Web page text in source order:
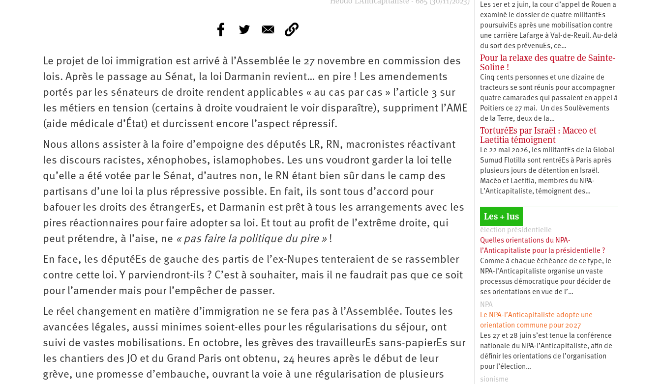
Le projet de loi immigration est arrivé à l’Assemblée le 27 novembre en commission des
lois. Après le passage au Sénat, la loi Darmanin revient… en pire ! Les amendements
portés par les sénateurs de droite rendent applicables « au cas par cas » l’article 3 sur
les métiers en tension (certains à droite voudraient le voir disparaître), suppriment l’AME
(aide médicale d’État) et durcissent encore l’aspect répressif.
Nous allons assister à la foire d’empoigne des députés LR, RN, macronistes réactivant
les discours racistes, xénophobes, islamophobes. Les uns voudront garder la loi telle
qu’elle a été votée par le Sénat, d’autres non, le RN étant bien sûr dans le camp des
partisans d’une loi la plus répressive possible. En fait, ils sont tous d’accord pour
bafouer les droits des étrangerEs, et Darmanin est prêt à tous les arrangements avec les
pires réactionnaires pour faire adopter sa loi. Et tout au profit de l’extrême droite, qui
peut prétendre, à l’aise, ne « pas faire la politique du pire » !
En face, les députéEs de gauche des partis de l’ex-Nupes tenteraient de se rassembler
contre cette loi. Y parviendront-ils ? C’est à souhaiter, mais il ne faudrait pas que ce soit
pour l’amender mais pour l’empêcher de passer.
Le réel changement en matière d’immigration ne se fera pas à l’Assemblée. Toutes les
avancées légales, aussi minimes soient-elles pour les régularisations du séjour, ont
suivi de vastes mobilisations. En octobre, les grèves des travailleurEs sans-papierEs sur
les chantiers des JO et du Grand Paris ont obtenu, 24 heures après le début de leur
grève, une promesse d’embauche, ouvrant la voie à une régularisation de plusieurs
Les 1er et 2 juin, la cour d’appel de Rouen a
examiné le dossier de quatre militantEs
poursuiviEs après une mobilisation contre
une carrière Lafarge à Val-de-Reuil. Au-delà
du sort des prévenuEs, ce…
Pour la relaxe des quatre de Sainte-
Soline !
Cinq cents personnes et une dizaine de
tracteurs se sont réunis pour accompagner
quatre camarades qui passaient en appel à
Poitiers ce 27 mai. Un des Soulèvements
de la Terre, deux de la…
TorturéEs par Israël : Maceo et
Laetitia témoignent
Le 22 mai 2026, les militantEs de la Global
Sumud Flotilla sont rentréEs à Paris après
plusieurs jours de détention en Israël.
Macéo et Laetitia, membres du ‪NPA-
L’Anticapitaliste, témoignent des…
Les + lus
élection présidentielle
Quelles orientations du NPA-
l’Anticapitaliste pour la présidentielle ?
Comme à chaque échéance de ce type, le
NPA-l’Anticapitaliste organise un vaste
processus démocratique pour décider de
ses orientations en vue de l’…
NPA
Le NPA-l’Anticapitaliste adopte une
orientation commune pour 2027
Les 27 et 28 juin s’est tenue la conférence
nationale du NPA-l’Anticapitaliste, afin de
définir les orientations de l’organisation
pour l’élection…
sionisme